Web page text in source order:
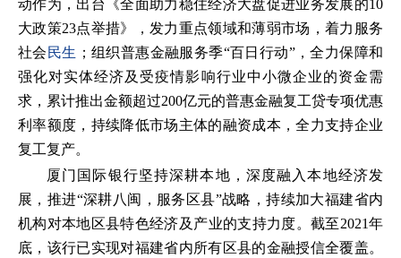
动作为，出台《全面助力稳住经济大盘促进业务发展的10
大政策23点举措》，发力重点领域和薄弱市场，着力服务
社会 民生 ；组织普惠金融服务季“百日行动”，全力保障和
强化对实体经济及受疫情影响行业中小微企业的资金需
求，累计推出金额超过200亿元的普惠金融复工贷专项优惠
利率额度，持续降低市场主体的融资成本，全力支持企业
复工复产。
厦门国际银行坚持深耕本地，深度融入本地经济发
展，推进“深耕八闽，服务区县”战略，持续加大福建省内
机构对本地区县特色经济及产业的支持力度。截至2021年
底，该行已实现对福建省内所有区县的金融授信全覆盖。